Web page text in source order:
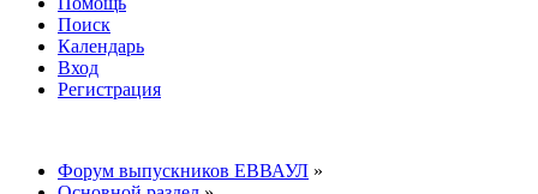
Поиск
Календарь
Вход
Регистрация
Форум выпускников ЕВВАУЛ »